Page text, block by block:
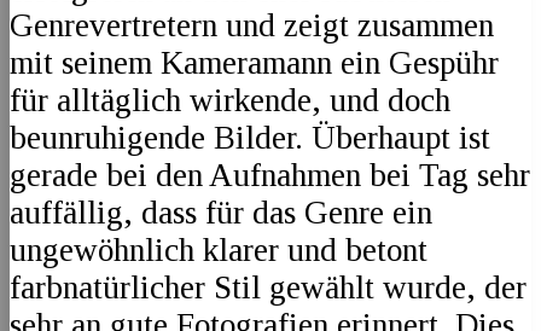
Genrevertretern und zeigt zusammen
mit seinem Kameramann ein Gespühr
für alltäglich wirkende, und doch
beunruhigende Bilder. Überhaupt ist
gerade bei den Aufnahmen bei Tag sehr
auffällig, dass für das Genre ein
ungewöhnlich klarer und betont
farbnatürlicher Stil gewählt wurde, der